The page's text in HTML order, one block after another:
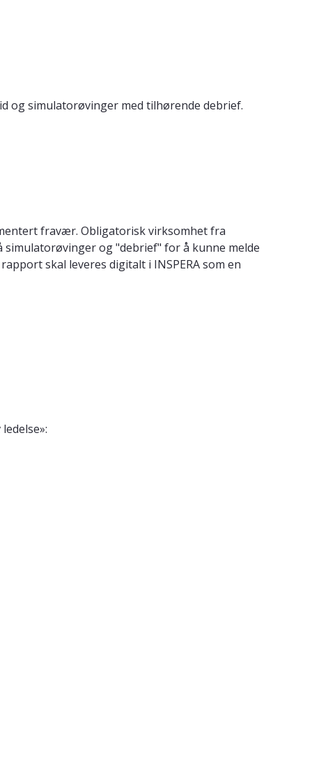
og simulatorøvinger med tilhørende debrief.
fravær. Obligatorisk virksomhet fra
simulatorøvinger og "debrief" for å kunne melde
skal leveres digitalt i INSPERA som en